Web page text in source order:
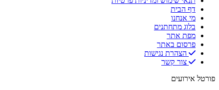
דף הבית
מי אנחנו
בלוג מתחתנים
מפת אתר
פרסום באתר
הצהרת נגישות
צור קשר
פורטל אירועים